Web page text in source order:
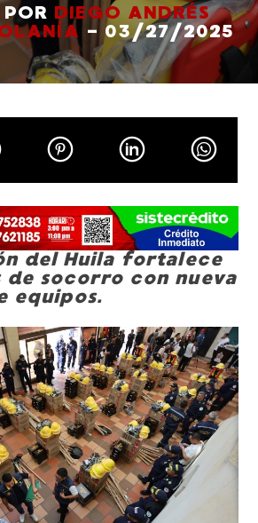
DIEGO ANDRÉS
- 03/27/2025
del Huila fortalece
de socorro con nueva
equipos.